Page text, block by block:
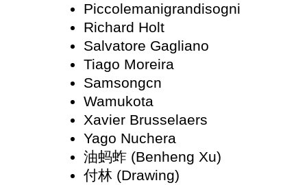
Piccolemanigrandisogni
Richard Holt
Salvatore Gagliano
Tiago Moreira
Samsongcn
Wamukota
Xavier Brusselaers
Yago Nuchera
油蚂蚱 (Benheng Xu)
付林 (Drawing)